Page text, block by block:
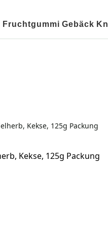
Fruchtgummi Gebäck
Kekse, 125g Packung